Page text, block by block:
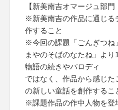
【新美南吉オマージュ部門
※新美南吉の作品に通じる
作すること
※今回の課題「ごんぎつね
まやのそばのなたね」よ
物語の続きやパロディ
ではなく、作品から感じた
の新しい童話を創作するこ
※課題作品の作中人物を登